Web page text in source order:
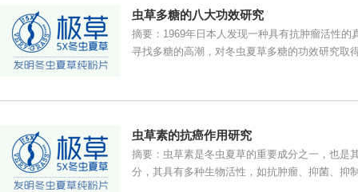
虫草多糖的八大功效研究
摘要：1969年日本人发现一种具有抗肿瘤活性
寻找多糖的高潮，对冬虫夏草多糖的功效研究取
虫草素的抗癌作用研究
摘要：虫草素是冬虫夏草的重要成分之一，也是
分，其具有多种生物活性，如抗肿瘤、抑菌、抑